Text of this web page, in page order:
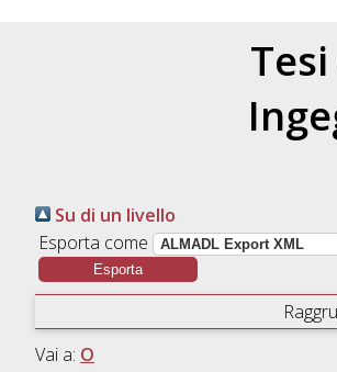
Su di un livello
Esporta come
Vai a: O